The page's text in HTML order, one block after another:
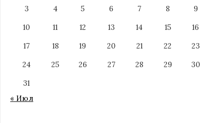
3
4 5 6 7 8
9
10
11 12 13 14 15
16
17
18 19 20 21 22
23
24
25 26 27 28 29
30
31
« Июл